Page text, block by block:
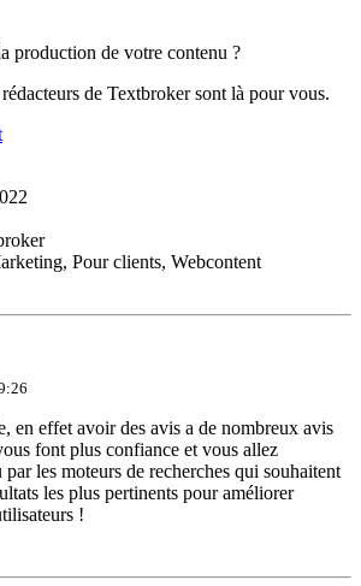
production de votre contenu ?
de Textbroker sont là pour vous.
Pour clients, Webcontent
en effet avoir des avis a de nombreux avis
font plus confiance et vous allez
les moteurs de recherches qui souhaitent
les plus pertinents pour améliorer
!